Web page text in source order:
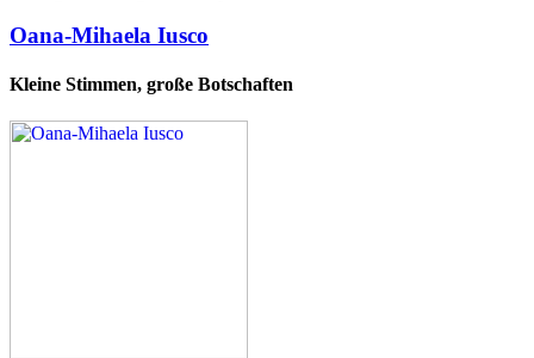
Oana-Mihaela Iusco
Kleine Stimmen, große Botschaften